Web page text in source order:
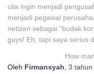
cita ingin menjadi
menjadi pegawai
netizen sebagai “budak
guys! Eh, tapi saya serius
How
Oleh Firmansyah 3 tahun